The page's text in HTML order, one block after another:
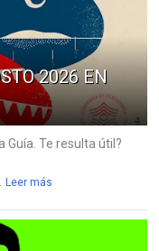
2026 EN
Guía. Te resulta útil?
Leer más